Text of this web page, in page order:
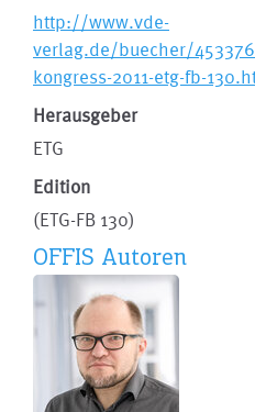
http://www.vde-
verlag.de/buecher/
kongress-2011-etg-fb-
Herausgeber
ETG
Edition
(ETG-FB 130)
OFFIS Autoren